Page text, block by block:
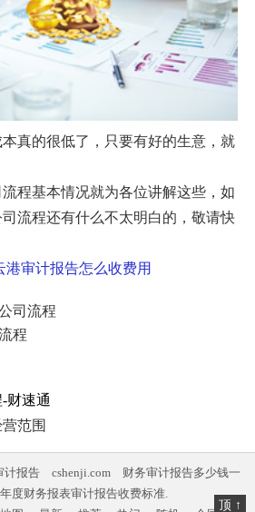
真的很低了，只要有好的生意，就
程基本情况就为各位讲解这些，如
流程还有什么不太明白的，敬请快
港审计报告怎么收费用
司流程
程
财速通
范围
计报告 cshenji.com
财务审计报告多少钱一
度财务报表审计报告收费标准.
顶 ↑